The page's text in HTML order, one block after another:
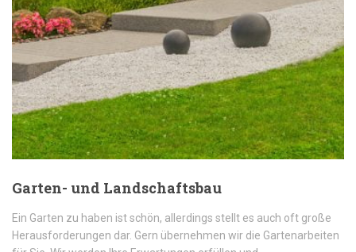
Garten- und Landschaftsbau
Ein Garten zu haben ist schön, allerdings stellt es auch oft große
Herausforderungen dar. Gern übernehmen wir die Gartenarbeiten